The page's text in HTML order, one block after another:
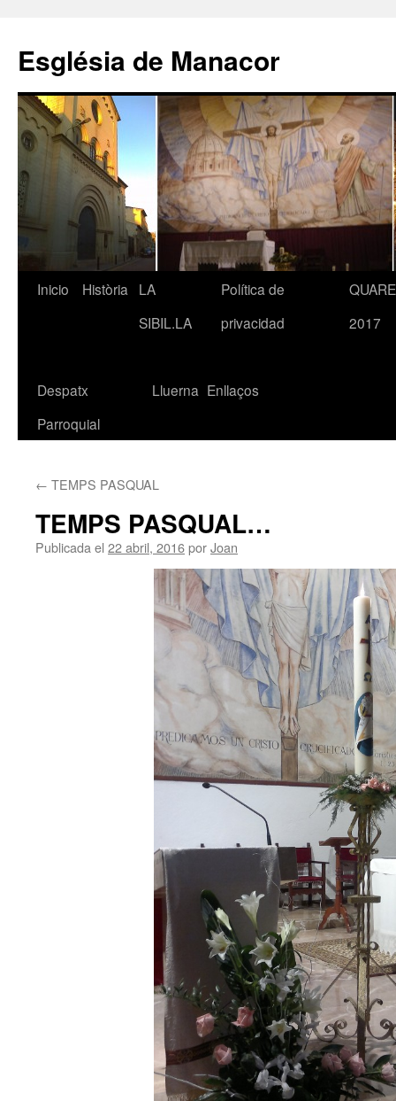
contenido
Església de Manacor
Inicio Història
LA
SIBIL.LA
Política de
privacidad
2017
Despatx
Parroquial
Lluerna Enllaços
← TEMPS PASQUAL
TEMPS PASQUAL…
Publicada el 22 abril, 2016porJoan